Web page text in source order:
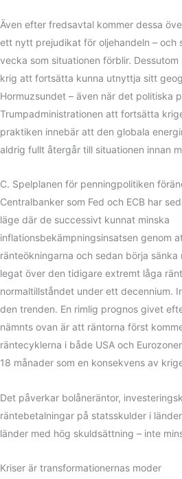
Även efter fredsavtal kommer dessa
ett nytt prejudikat för oljehandeln – och
vecka som situationen förblir.
krig att fortsätta kunna utnyttja sitt
Hormuzsundet – även när det politiska
Trumpadministrationen att fortsätta
praktiken innebär att den globala
aldrig fullt återgår till situationen innan
C. Spelplanen för penningpolitiken
Centralbanker som Fed och ECB har
läge där de successivt kunnat minska
inflationsbekämpningsinsatsen genom
ränteökningarna och sedan börja
legat över den tidigare extremt låga
normaltillståndet under ett decennium.
den trenden. En rimlig prognos givet
nämnts ovan är att räntorna först
räntecyklerna i både USA och
18 månader som en konsekvens av
Det påverkar bolåneräntor,
räntebetalningar på statsskulder i
länder med hög skuldsättning – inte
Kriser är transformationernas moder